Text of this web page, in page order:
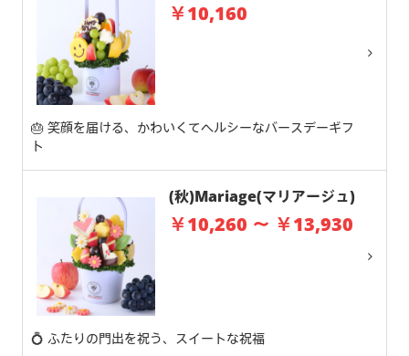
￥10,160
🎂 笑顔を届ける、かわいくてヘルシーなバースデーギフ
ト
(秋)Mariage(マリアージュ)
￥10,260 ～ ￥13,930
💍 ふたりの門出を祝う、スイートな祝福